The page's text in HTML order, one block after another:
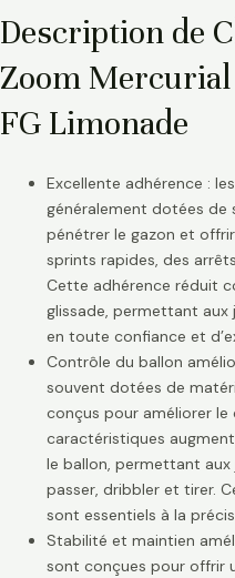
Description de
Zoom
FG Limonade
Excellente adhérence :
généralement dotées de
pénétrer le gazon et
sprints rapides, des
Cette adhérence réduit
glissade, permettant aux
en toute confiance et
Contrôle du ballon
souvent dotées de
conçus pour améliorer le
caractéristiques
le ballon, permettant
passer, dribbler et tirer.
sont essentiels à la
Stabilité et maintien
sont conçues pour offrir